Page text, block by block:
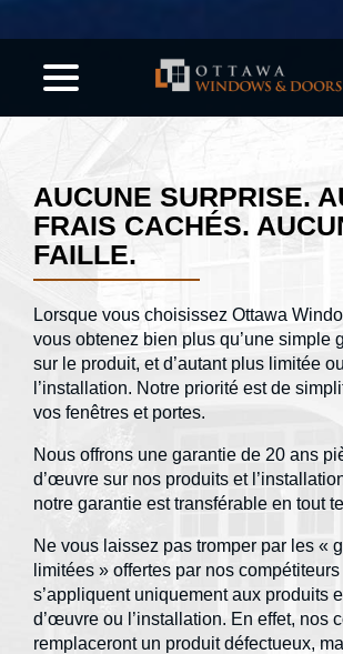
AUCUNE SURPRISE.
FRAIS CACHÉS.
FAILLE.
Lorsque vous choisissez Ottawa
vous obtenez bien plus qu’une simple
sur le produit, et d’autant plus limitée
l’installation. Notre priorité est de
vos fenêtres et portes.
Nous offrons une garantie de 20 ans
d’œuvre sur nos produits et
notre garantie est transférable en tout
Ne vous laissez pas tromper par les «
limitées » offertes par nos compétiteurs
s’appliquent uniquement aux produits
d’œuvre ou l’installation. En effet, nos
remplaceront un produit défectueux,